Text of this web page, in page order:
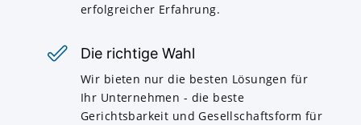
erfolgreicher Erfahrung.
Die richtige Wahl
Wir bieten nur die besten Lösungen für
Ihr Unternehmen - die beste
Gerichtsbarkeit und Gesellschaftsform für